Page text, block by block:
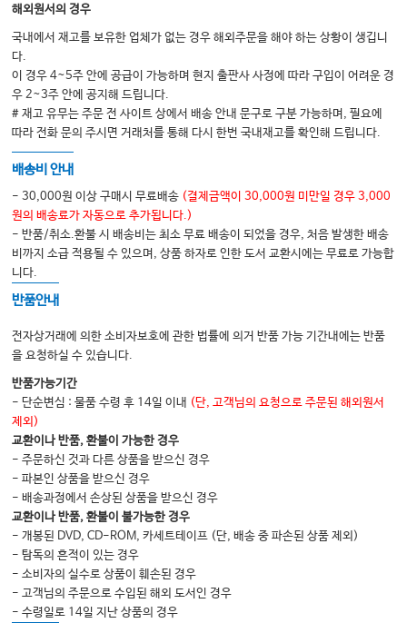
해외원서의 경우
국내에서 재고를 보유한 업체가 없는 경우 해외주문을 해야 하는 상황이 생깁니
다.
이 경우 4~5주 안에 공급이 가능하며 현지 출판사 사정에 따라 구입이 어려운 경
우 2~3주 안에 공지해 드립니다.
# 재고 유무는 주문 전 사이트 상에서 배송 안내 문구로 구분 가능하며, 필요에
따라 전화 문의 주시면 거래처를 통해 다시 한번 국내재고를 확인해 드립니다.
배송비 안내
- 30,000원 이상 구매시 무료배송 (결제금액이 30,000원 미만일 경우 3,000
원의 배송료가 자동으로 추가됩니다.)
- 반품/취소.환불 시 배송비는 최소 무료 배송이 되었을 경우, 처음 발생한 배송
비까지 소급 적용될 수 있으며, 상품 하자로 인한 도서 교환시에는 무료로 가능합
니다.
반품안내
전자상거래에 의한 소비자보호에 관한 법률에 의거 반품 가능 기간내에는 반품
을 요청하실 수 있습니다.
반품가능기간
- 단순변심 : 물품 수령 후 14일 이내 (단, 고객님의 요청으로 주문된 해외원서
제외)
교환이나 반품, 환불이 가능한 경우
- 주문하신 것과 다른 상품을 받으신 경우
- 파본인 상품을 받으신 경우
- 배송과정에서 손상된 상품을 받으신 경우
교환이나 반품, 환불이 불가능한 경우
- 개봉된 DVD, CD-ROM, 카세트테이프 (단, 배송 중 파손된 상품 제외)
- 탐독의 흔적이 있는 경우
- 소비자의 실수로 상품이 훼손된 경우
- 고객님의 주문으로 수입된 해외 도서인 경우
- 수령일로 14일 지난 상품의 경우